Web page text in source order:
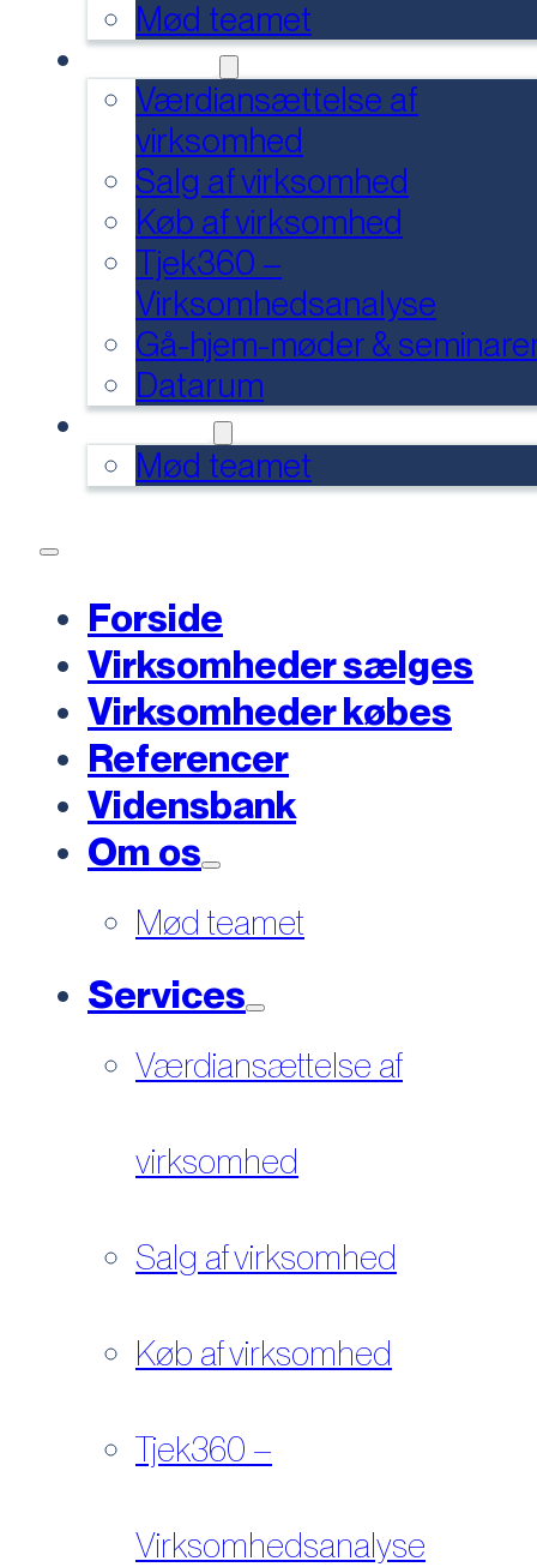
Mød teamet
Værdiansættelse af
virksomhed
Salg af virksomhed
Køb af virksomhed
Tjek360 –
Virksomhedsanalyse
Gå-hjem-møder &
Datarum
Mød teamet
Forside
Virksomheder sælges
Virksomheder købes
Referencer
Vidensbank
Om os
Mød teamet
Services
Værdiansættelse af
virksomhed
Salg af virksomhed
Køb af virksomhed
Tjek360 –
Virksomhedsanalyse